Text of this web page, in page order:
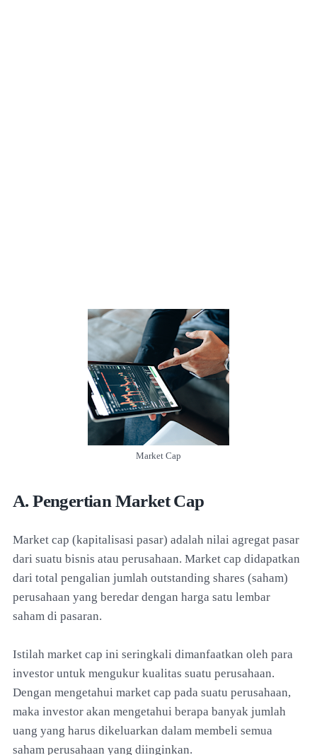
Market Cap
A. Pengertian Market Cap
Market cap (kapitalisasi pasar) adalah nilai agregat pasar
dari suatu bisnis atau perusahaan. Market cap didapatkan
dari total pengalian jumlah outstanding shares (saham)
perusahaan yang beredar dengan harga satu lembar
saham di pasaran.
Istilah market cap ini seringkali dimanfaatkan oleh para
investor untuk mengukur kualitas suatu perusahaan.
Dengan mengetahui market cap pada suatu perusahaan,
maka investor akan mengetahui berapa banyak jumlah
uang yang harus dikeluarkan dalam membeli semua
saham perusahaan yang diinginkan.